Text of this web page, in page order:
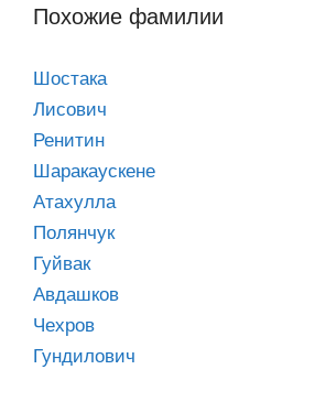
Похожие фамилии
Шостака
Лисович
Ренитин
Шаракаускене
Атахулла
Полянчук
Гуйвак
Авдашков
Чехров
Гундилович